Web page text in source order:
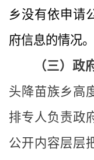
乡没有依申请
府信息的情况。
（三）政
头降苗族乡高
排专人负责政
公开内容层层